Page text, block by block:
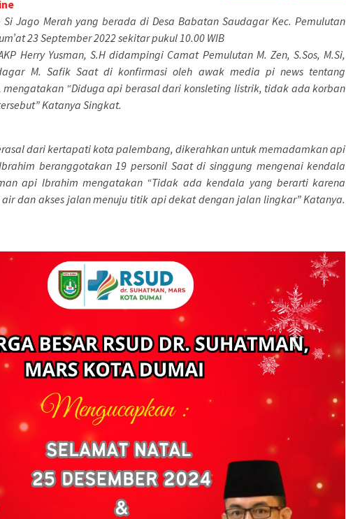
Si Jago Merah yang berada di Desa Babatan Saudagar Kec. Pemulutan
23 September 2022 sekitar pukul 10.00 WIB
Herry Yusman, S.H didampingi Camat Pemulutan M. Zen, S.Sos, M.Si,
M. Safik Saat di konfirmasi oleh awak media pi news tentang
“Diduga api berasal dari konsleting listrik, tidak ada korban
Katanya Singkat.
dari kertapati kota palembang, dikerahkan untuk memadamkan api
beranggotakan 19 personil Saat di singgung mengenai kendala
api Ibrahim mengatakan “Tidak ada kendala yang berarti karena
dan akses jalan menuju titik api dekat dengan jalan lingkar” Katanya.